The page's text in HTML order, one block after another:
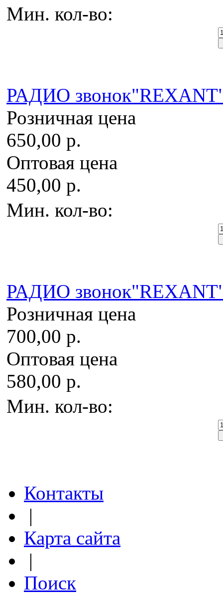
Мин. кол-во:
РАДИО
Розничная цена
650,00 р.
Оптовая цена
450,00 р.
Мин. кол-во:
РАДИО
Розничная цена
700,00 р.
Оптовая цена
580,00 р.
Мин. кол-во:
Контакты
|
Карта сайта
|
Поиск